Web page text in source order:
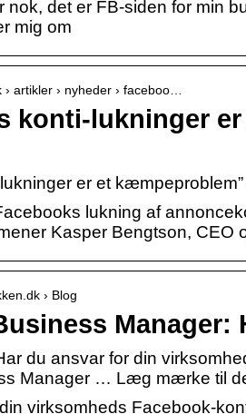
nok, det er FB-siden for min
mig om
artikler › nyheder › faceboo…
konti-lukninger
er et
lukning af
Kasper Bengtson, CEO
› Blog
du ansvar for din
Manager … Læg mærke til
virksomheds Facebook-